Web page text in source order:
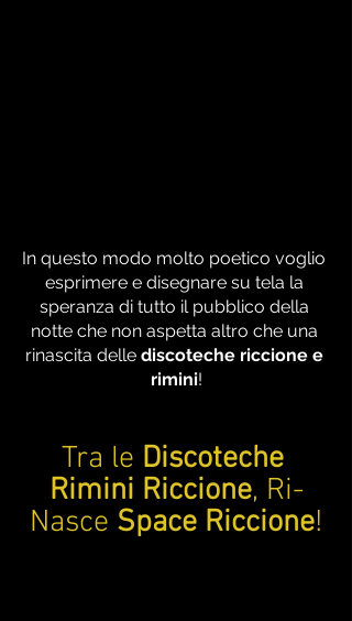
In questo modo molto poetico voglio
esprimere e disegnare su tela la
speranza di tutto il pubblico della
notte che non aspetta altro che una
rinascita delle discoteche riccione e
rimini!
Tra le Discoteche
Rimini Riccione, Ri-
Nasce Space Riccione!